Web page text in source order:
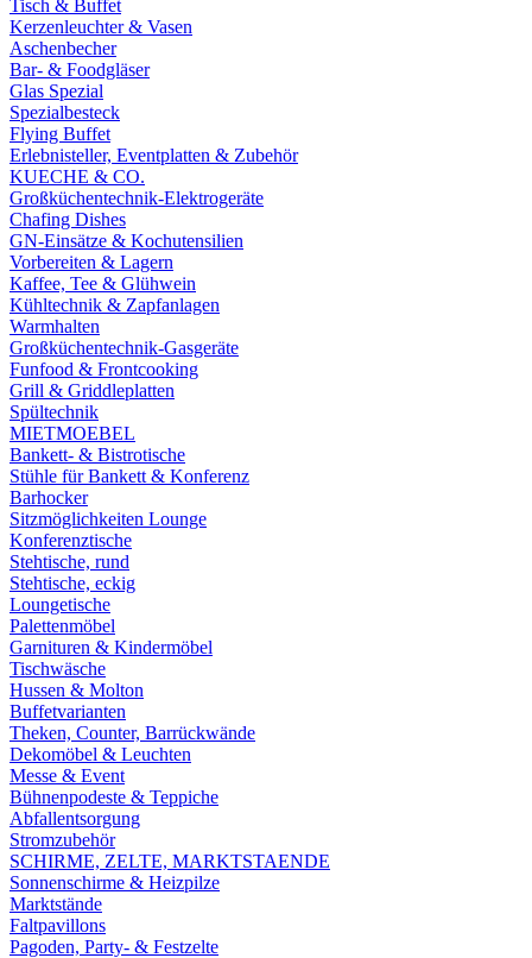
Tisch & Buffet
Kerzenleuchter & Vasen
Aschenbecher
Bar- & Foodgläser
Glas Spezial
Spezialbesteck
Flying Buffet
Erlebnisteller, Eventplatten & Zubehör
KUECHE & CO.
Großküchentechnik-Elektrogeräte
Chafing Dishes
GN-Einsätze & Kochutensilien
Vorbereiten & Lagern
Kaffee, Tee & Glühwein
Kühltechnik & Zapfanlagen
Warmhalten
Großküchentechnik-Gasgeräte
Funfood & Frontcooking
Grill & Griddleplatten
Spültechnik
MIETMOEBEL
Bankett- & Bistrotische
Stühle für Bankett & Konferenz
Barhocker
Sitzmöglichkeiten Lounge
Konferenztische
Stehtische, rund
Stehtische, eckig
Loungetische
Palettenmöbel
Garnituren & Kindermöbel
Tischwäsche
Hussen & Molton
Buffetvarianten
Theken, Counter, Barrückwände
Dekomöbel & Leuchten
Messe & Event
Bühnenpodeste & Teppiche
Abfallentsorgung
Stromzubehör
SCHIRME, ZELTE, MARKTSTAENDE
Sonnenschirme & Heizpilze
Marktstände
Faltpavillons
Pagoden, Party- & Festzelte